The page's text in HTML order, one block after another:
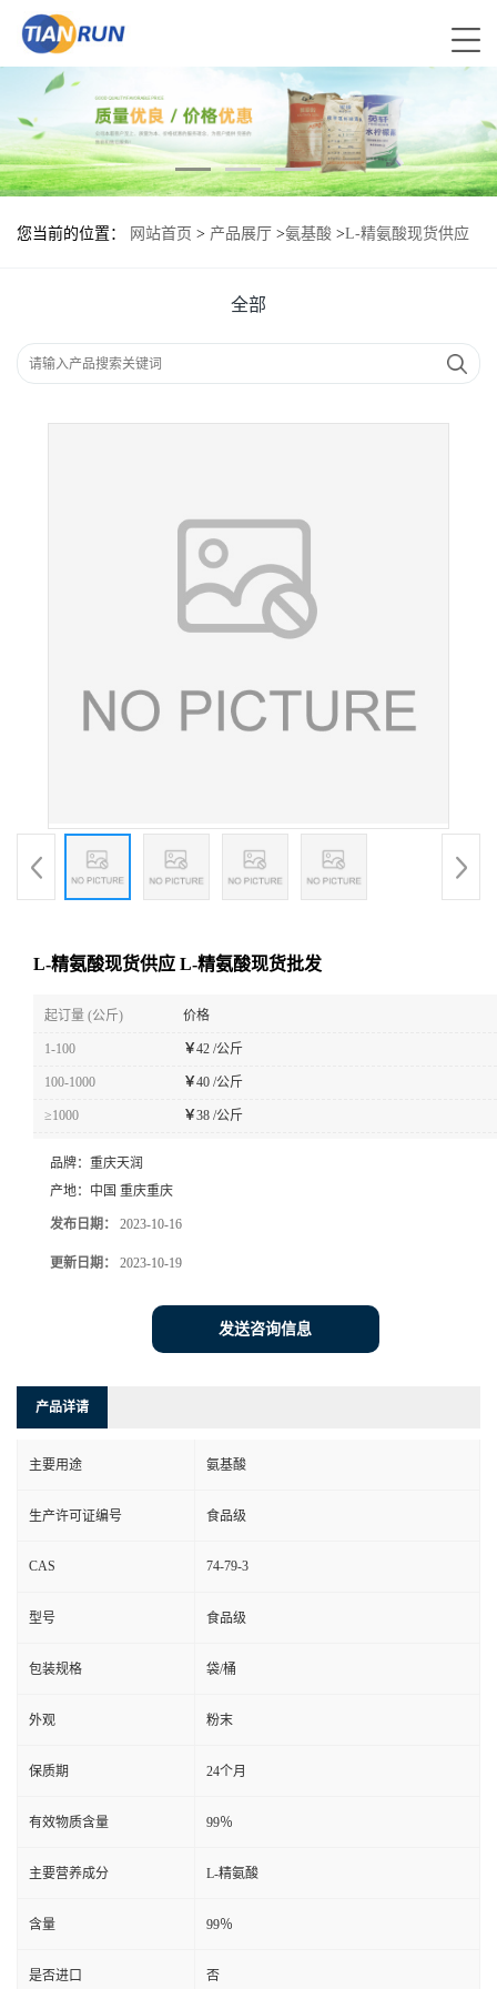
您当前的位置： 网站首页 > 产品展厅 >氨基酸 >L-精氨酸现货供应
全部
L-精氨酸现货供应 L-精氨酸现货批发
起订量 (公斤) 价格
1-100 ￥42 /公斤
100-1000 ￥40 /公斤
≥1000 ￥38 /公斤
品牌： 重庆天润
产地： 中国 重庆重庆
发布日期： 2023-10-16
更新日期： 2023-10-19
发送咨询信息
产品详请
主要用途 氨基酸
生产许可证编号 食品级
CAS 74-79-3
型号 食品级
包装规格 袋/桶
外观 粉末
保质期 24个月
有效物质含量 99％
主要营养成分 L-精氨酸
含量 99％
是否进口 否